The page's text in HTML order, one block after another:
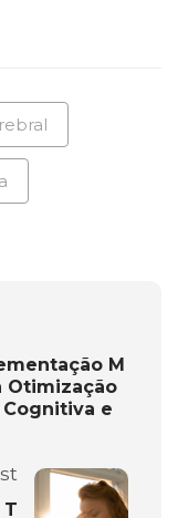
M
Otimização
e
T